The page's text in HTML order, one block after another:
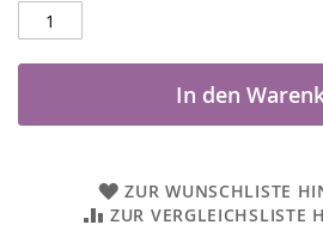
In den
ZUR WUNSCHLISTE
ZUR VERGLEICHSLISTE